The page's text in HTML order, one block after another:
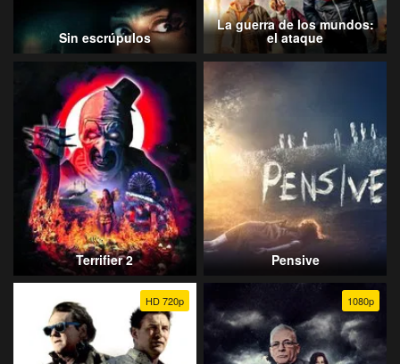
Sin escrúpulos
La guerra de los mundos:
el ataque
Terrifier 2 Pensive
HD 720p 1080p